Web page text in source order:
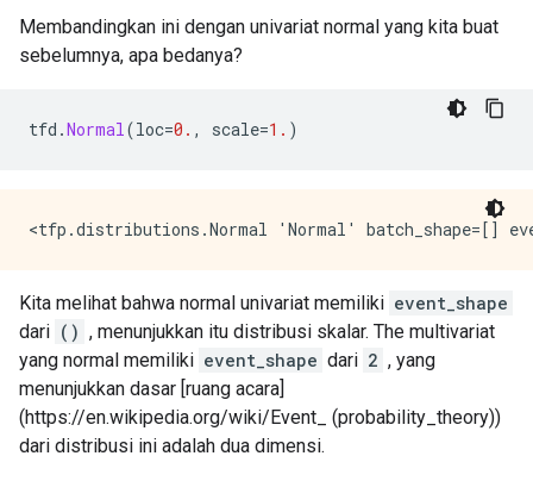
Membandingkan ini dengan univariat normal yang kita buat
sebelumnya, apa bedanya?
tfd .Normal(loc=0. , scale=1. )
Kita melihat bahwa normal univariat memiliki event_shape
dari () , menunjukkan itu distribusi skalar. The multivariat
yang normal memiliki event_shape dari 2 , yang
menunjukkan dasar [ruang acara]
(https://en.wikipedia.org/wiki/Event_ (probability_theory))
dari distribusi ini adalah dua dimensi.